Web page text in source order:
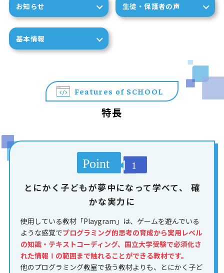
お知らせ 生徒・保護者の声
基本情報
Features of SCHOOL
特長
とにかく子どもが夢中になって学べて、
確
かな実力に
使用している教材「Playgram」は、ゲームを遊んでいる
ような感覚でプログラミング的思考の育成から実用レベル
の知識・テキストコーディング、国立大学受験で必須化さ
れた情報Ⅰの範囲まで触れることができる教材です。
他のプログラミング教室で扱う教材よりも、とにかく子ど